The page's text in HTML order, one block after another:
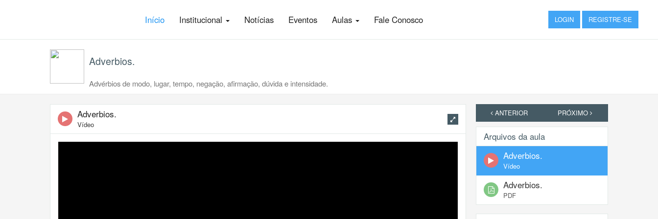
Início Institucional Notícias Eventos Aulas Fale Conosco LOGIN REGISTRE-SE
Adverbios.
Advérbios de modo, lugar, tempo, negação, afirmação, dúvida e intensidade.
Adverbios.
Vídeo
ANTERIOR PRÓXIMO
Arquivos da aula
Adverbios.
Vídeo
Adverbios.
PDF